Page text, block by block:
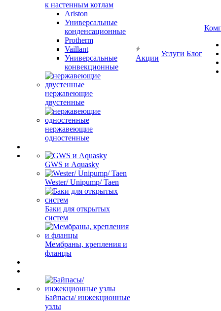
к настенным котлам
Ariston
Универсальные
конденсационные
Protherm
Vaillant
Универсальные
конвекционные
нержавеющие
двустенные
нержавеющие
одностенные
GWS и Aquasky
Wester/ Unipump/ Taen
Баки для открытых
систем
Мембраны, крепления и
фланцы
Байпасы/ инжекционные
узлы
Акции
Услуги Блог